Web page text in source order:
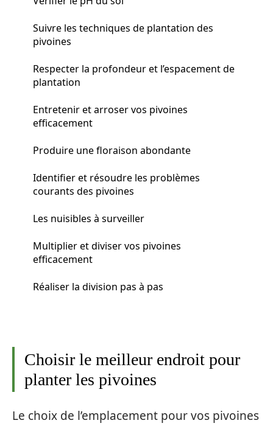
Suivre les techniques de plantation des
pivoines
Respecter la profondeur et l’espacement de
plantation
Entretenir et arroser vos pivoines
efficacement
Produire une floraison abondante
Identifier et résoudre les problèmes
courants des pivoines
Les nuisibles à surveiller
Multiplier et diviser vos pivoines
efficacement
Réaliser la division pas à pas
Choisir le meilleur endroit pour
planter les pivoines
Le choix de l’emplacement pour vos pivoines